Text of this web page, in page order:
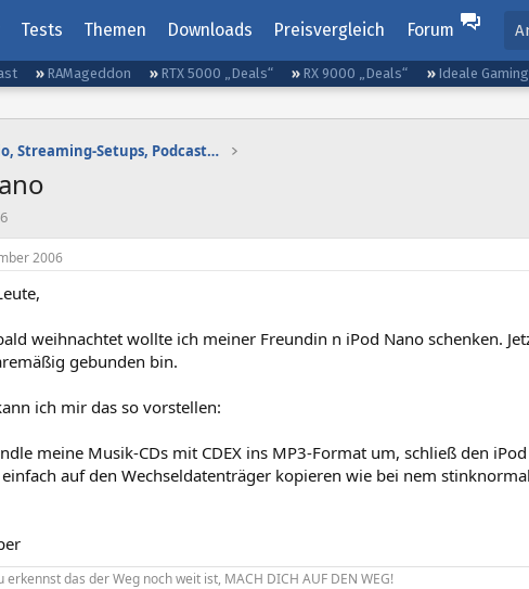
Tests Themen Downloads Preisvergleich Forum
RAMageddon RTX 5000 „Deals“ RX 9000 „Deals“
Ideale
Gaming-Audio, Streaming-Setups, Podcasting etc.
2006
weihnachtet wollte ich meiner Freundin n iPod Nano schenken.
gebunden bin.
ich mir das so vorstellen:
meine Musik-CDs mit CDEX ins MP3-Format um, schließ den
auf den Wechseldatenträger kopieren wie bei nem
erkennst das der Weg noch weit ist, MACH DICH AUF DEN WEG!